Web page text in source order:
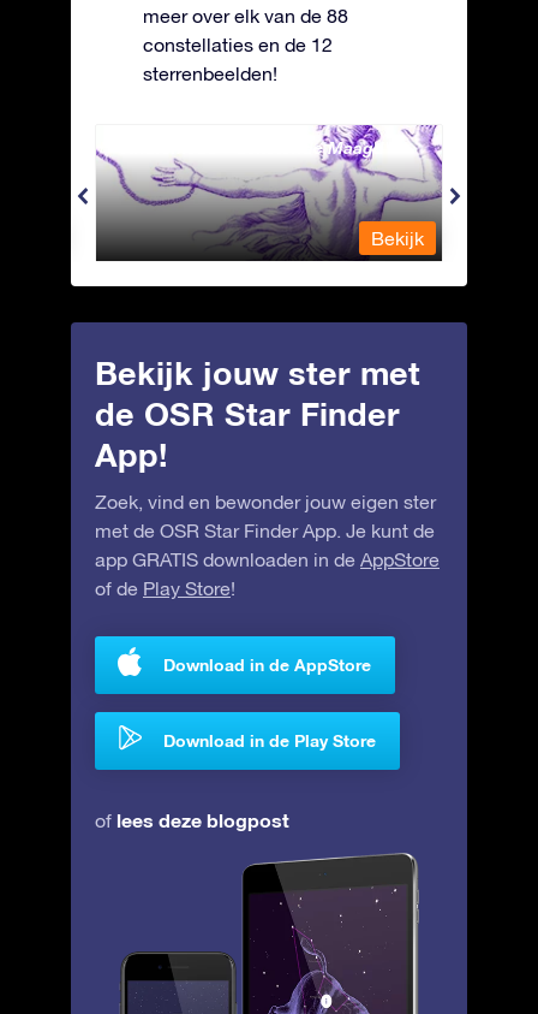
meer over elk van de 88
constellaties en de 12
sterrenbeelden!
Andromeda - Geketende Maagd
Bekijk
Bekijk jouw ster met
de OSR Star Finder
App!
Zoek, vind en bewonder jouw eigen ster
met de OSR Star Finder App. Je kunt de
app GRATIS downloaden in de AppStore
of de Play Store!
Download in de AppStore
Download in de Play Store
of lees deze blogpost